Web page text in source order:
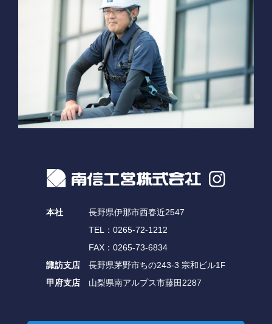
本社
長野県伊那市西春近2547
TEL：0265-72-1212
FAX：0265-73-6834
諏訪支店
長野県茅野市ちの243-3 宗和ビル1F
甲府支店
山梨県南アルプス市藤田2287